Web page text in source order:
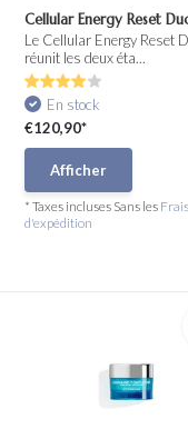
Cellular Energy Reset
Le Cellular Energy Reset
réunit les deux éta...
En stock
€120,90*
Afficher
* Taxes incluses Sans les Frais
d'expédition